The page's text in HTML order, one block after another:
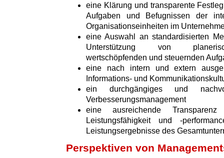
eine Klärung und transparente
Aufgaben und Befugnissen der
Organisationseinheiten im
eine Auswahl an standardisierten
Unterstützung von
wertschöpfenden und steuernden
eine nach intern und extern
Informations- und
ein durchgängiges und
Verbesserungsmanagement
eine ausreichende
Leistungsfähigkeit und -
Leistungsergebnisse des
Perspektiven von